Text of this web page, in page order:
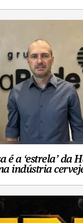
é a ‘estrela’ da
indústria